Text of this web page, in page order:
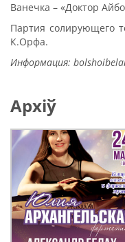
Ванечка – «Доктор
Партия солирующего
К.Орфа.
Информация:
Архіў